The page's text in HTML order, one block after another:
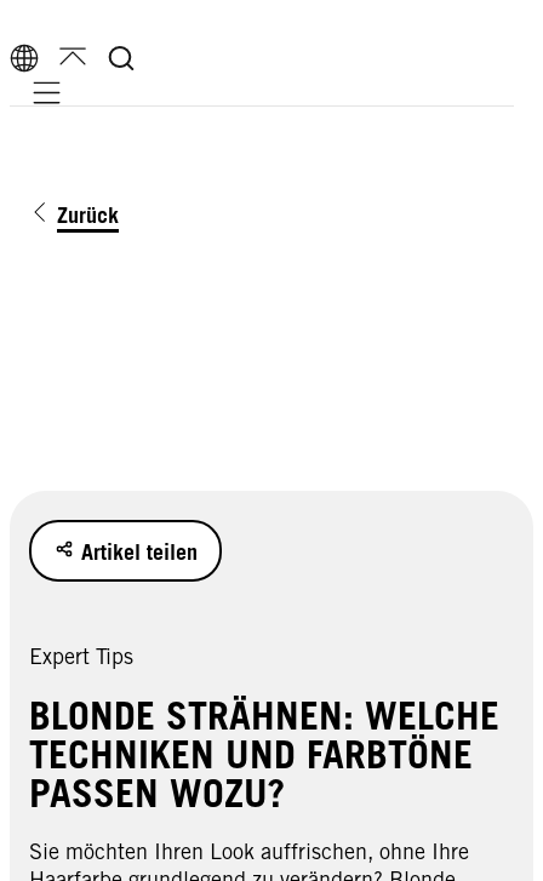
Mobile navigation
Zurück
Artikel teilen
Expert Tips
BLONDE STRÄHNEN: WELCHE
TECHNIKEN UND FARBTÖNE
PASSEN WOZU?
Sie möchten Ihren Look auffrischen, ohne Ihre